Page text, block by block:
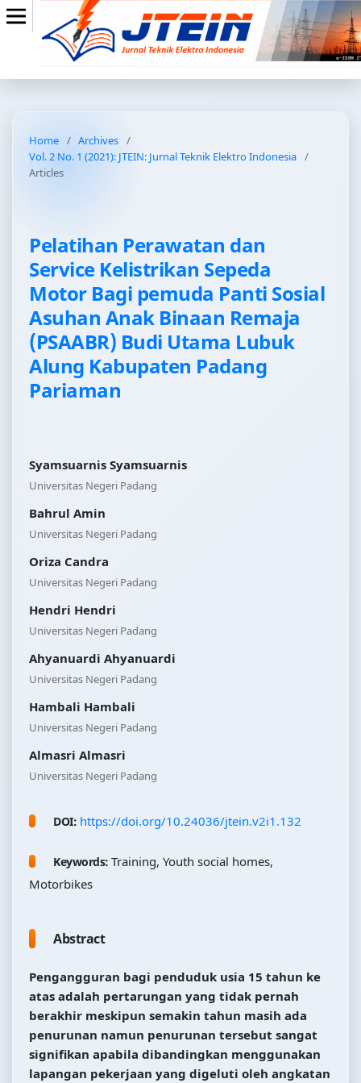
Home / Archives /
Vol. 2 No. 1 (2021): JTEIN: Jurnal Teknik Elektro Indonesia /
Articles
Pelatihan Perawatan dan
Service Kelistrikan Sepeda
Motor Bagi pemuda Panti Sosial
Asuhan Anak Binaan Remaja
(PSAABR) Budi Utama Lubuk
Alung Kabupaten Padang
Pariaman
Syamsuarnis Syamsuarnis
Universitas Negeri Padang
Bahrul Amin
Universitas Negeri Padang
Oriza Candra
Universitas Negeri Padang
Hendri Hendri
Universitas Negeri Padang
Ahyanuardi Ahyanuardi
Universitas Negeri Padang
Hambali Hambali
Universitas Negeri Padang
Almasri Almasri
Universitas Negeri Padang
DOI: https://doi.org/10.24036/jtein.v2i1.132
Keywords: Training, Youth social homes,
Motorbikes
Abstract
Pengangguran bagi penduduk usia 15 tahun ke
atas adalah pertarungan yang tidak pernah
berakhir meskipun semakin tahun masih ada
penurunan namun penurunan tersebut sangat
signifikan apabila dibandingkan menggunakan
lapangan pekerjaan yang digeluti oleh angkatan